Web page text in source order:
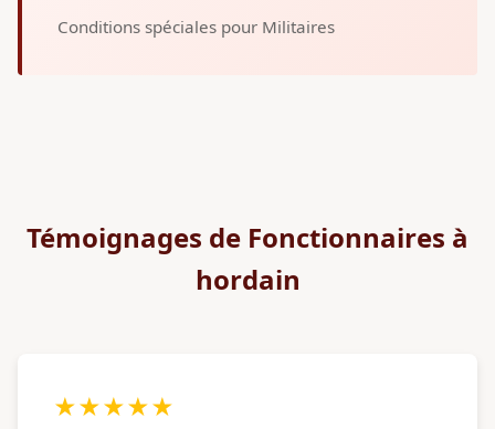
Conditions spéciales pour Militaires
Témoignages de Fonctionnaires à
hordain
★★★★★